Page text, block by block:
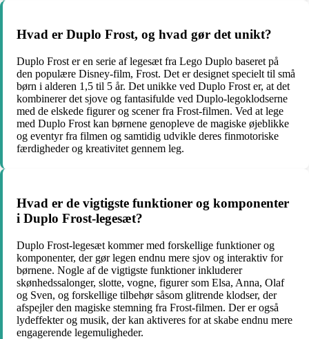
Hvad er Duplo Frost, og hvad gør det unikt?
Duplo Frost er en serie af legesæt fra Lego Duplo baseret på
den populære Disney-film, Frost. Det er designet specielt til små
børn i alderen 1,5 til 5 år. Det unikke ved Duplo Frost er, at det
kombinerer det sjove og fantasifulde ved Duplo-legoklodserne
med de elskede figurer og scener fra Frost-filmen. Ved at lege
med Duplo Frost kan børnene genopleve de magiske øjeblikke
og eventyr fra filmen og samtidig udvikle deres finmotoriske
færdigheder og kreativitet gennem leg.
Hvad er de vigtigste funktioner og komponenter
i Duplo Frost-legesæt?
Duplo Frost-legesæt kommer med forskellige funktioner og
komponenter, der gør legen endnu mere sjov og interaktiv for
børnene. Nogle af de vigtigste funktioner inkluderer
skønhedssalonger, slotte, vogne, figurer som Elsa, Anna, Olaf
og Sven, og forskellige tilbehør såsom glitrende klodser, der
afspejler den magiske stemning fra Frost-filmen. Der er også
lydeffekter og musik, der kan aktiveres for at skabe endnu mere
engagerende legemuligheder.